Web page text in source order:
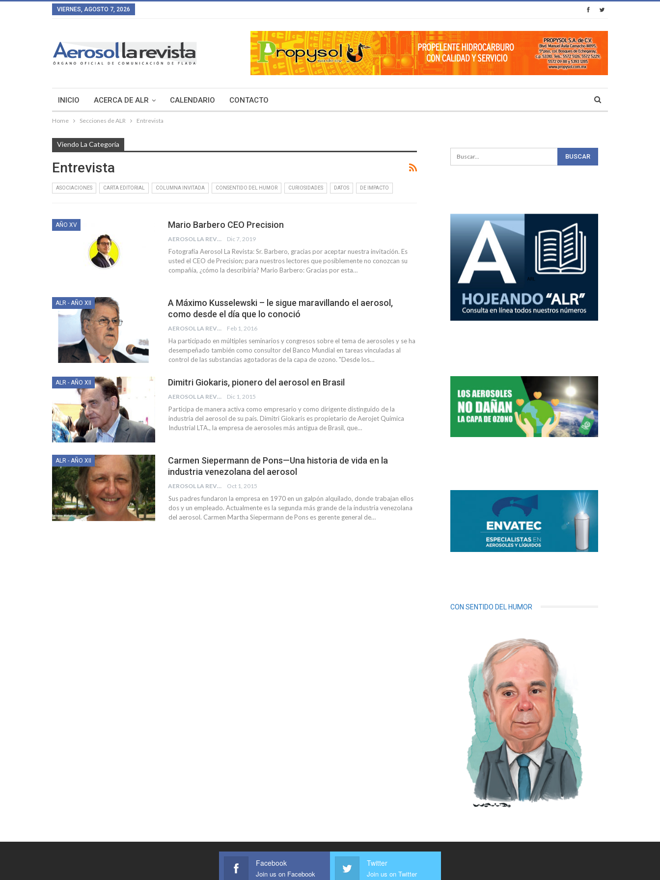
VIERNES, AGOSTO 7, 2026
INICIO ACERCA DE ALR CALENDARIO CONTACTO
Home Secciones de ALR Entrevista
Viendo La Categoría
Entrevista
ASOCIACIONES CARTA EDITORIAL COLUMNA INVITADA CONSENTIDO DEL HUMOR CURIOSIDADES DATOS DE IMPACTO
AÑO XV Mario Barbero CEO Precision
AEROSOL LA REVISTA Dic 7, 2019
Fotografía Aerosol La Revista: Sr. Barbero, gracias por aceptar nuestra invitación. Es
usted el CEO de Precision; para nuestros lectores que posiblemente no conozcan su
compañía, ¿cómo la describiría? Mario Barbero: Gracias por esta…
ALR - AÑO XII
A Máximo Kusselewski – le sigue maravillando el aerosol,
como desde el día que lo conoció
AEROSOL LA REVISTA Feb 1, 2016
Ha participado en múltiples seminarios y congresos sobre el tema de aerosoles y se ha
desempeñado también como consultor del Banco Mundial en tareas vinculadas al
control de las substancias agotadoras de la capa de ozono. "Desde los…
ALR - AÑO XII Dimitri Giokaris, pionero del aerosol en Brasil
AEROSOL LA REVISTA Dic 1, 2015
Participa de manera activa como empresario y como dirigente distinguido de la
industria del aerosol de su país. Dimitri Giokaris es propietario de Aerojet Química
Industrial LTA., la empresa de aerosoles más antigua de Brasil, que…
ALR - AÑO XII
Carmen Siepermann de Pons—Una historia de vida en la
industria venezolana del aerosol
AEROSOL LA REVISTA Oct 1, 2015
Sus padres fundaron la empresa en 1970 en un galpón alquilado, donde trabajan ellos
dos y un empleado. Actualmente es la segunda más grande de la industria venezolana
del aerosol. Carmen Martha Siepermann de Pons es gerente general de…
CON SENTIDO DEL HUMOR
Facebook
Join us on Facebook
Twitter
Join us on Twitter